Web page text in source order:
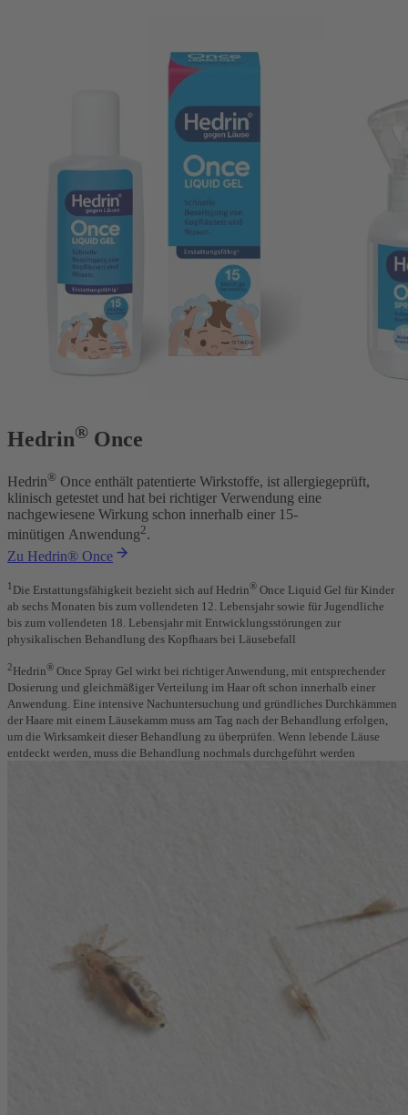
Hedrin® Once
Hedrin® Once enthält patentierte Wirkstoffe, ist allergiegeprüft,
klinisch getestet und hat bei richtiger Verwendung eine
nachgewiesene Wirkung schon innerhalb einer 15-
minütigen Anwendung2.
Zu Hedrin® Once
1 Die Erstattungsfähigkeit bezieht sich auf Hedrin® Once Liquid Gel für Kinder
ab sechs Monaten bis zum vollendeten 12. Lebensjahr sowie für Jugendliche
bis zum vollendeten 18. Lebensjahr mit Entwicklungsstörungen zur
physikalischen Behandlung des Kopfhaars bei Läusebefall
2Hedrin® Once Spray Gel wirkt bei richtiger Anwendung, mit entsprechender
Dosierung und gleichmäßiger Verteilung im Haar oft schon innerhalb einer
Anwendung. Eine intensive Nachuntersuchung und gründliches Durchkämmen
der Haare mit einem Läusekamm muss am Tag nach der Behandlung erfolgen,
um die Wirksamkeit dieser Behandlung zu überprüfen. Wenn lebende Läuse
entdeckt werden, muss die Behandlung nochmals durchgeführt werden